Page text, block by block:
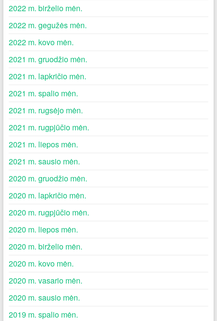
2022 m. birželio mėn.
2022 m. gegužės mėn.
2022 m. kovo mėn.
2021 m. gruodžio mėn.
2021 m. lapkričio mėn.
2021 m. spalio mėn.
2021 m. rugsėjo mėn.
2021 m. rugpjūčio mėn.
2021 m. liepos mėn.
2021 m. sausio mėn.
2020 m. gruodžio mėn.
2020 m. lapkričio mėn.
2020 m. rugpjūčio mėn.
2020 m. liepos mėn.
2020 m. birželio mėn.
2020 m. kovo mėn.
2020 m. vasario mėn.
2020 m. sausio mėn.
2019 m. spalio mėn.